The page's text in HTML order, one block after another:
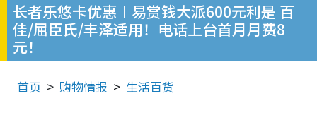
长者乐悠卡优惠︱易赏钱大派600元利是 百
佳/屈臣氏/丰泽适用！电话上台首月月费8
元！
首页 购物情报 生活百货